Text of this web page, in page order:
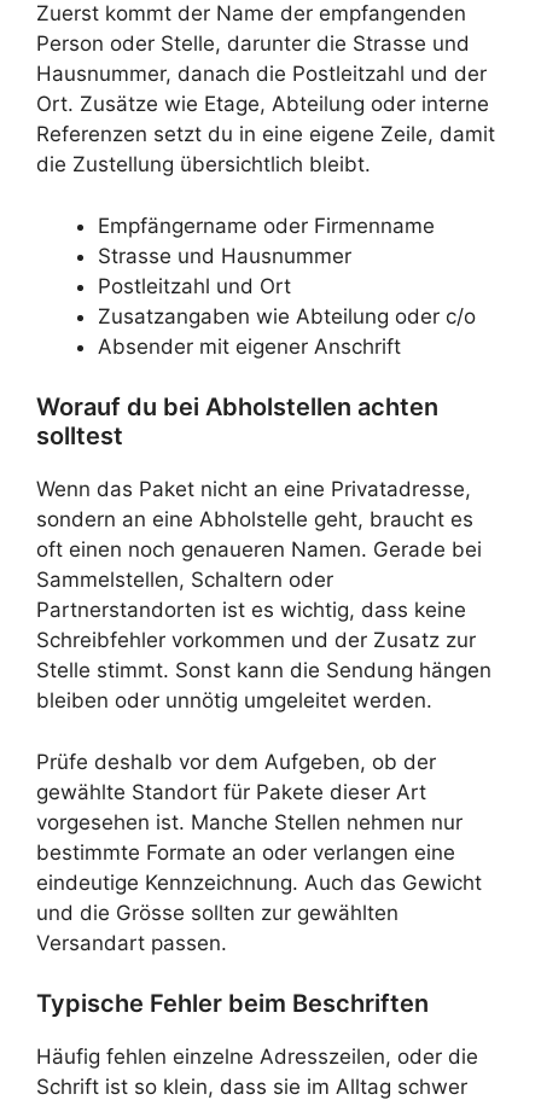
Zuerst kommt der Name der empfangenden
Person oder Stelle, darunter die Strasse und
Hausnummer, danach die Postleitzahl und der
Ort. Zusätze wie Etage, Abteilung oder interne
Referenzen setzt du in eine eigene Zeile, damit
die Zustellung übersichtlich bleibt.
Empfängername oder Firmenname
Strasse und Hausnummer
Postleitzahl und Ort
Zusatzangaben wie Abteilung oder c/o
Absender mit eigener Anschrift
Worauf du bei Abholstellen achten
solltest
Wenn das Paket nicht an eine Privatadresse,
sondern an eine Abholstelle geht, braucht es
oft einen noch genaueren Namen. Gerade bei
Sammelstellen, Schaltern oder
Partnerstandorten ist es wichtig, dass keine
Schreibfehler vorkommen und der Zusatz zur
Stelle stimmt. Sonst kann die Sendung hängen
bleiben oder unnötig umgeleitet werden.
Prüfe deshalb vor dem Aufgeben, ob der
gewählte Standort für Pakete dieser Art
vorgesehen ist. Manche Stellen nehmen nur
bestimmte Formate an oder verlangen eine
eindeutige Kennzeichnung. Auch das Gewicht
und die Grösse sollten zur gewählten
Versandart passen.
Typische Fehler beim Beschriften
Häufig fehlen einzelne Adresszeilen, oder die
Schrift ist so klein, dass sie im Alltag schwer